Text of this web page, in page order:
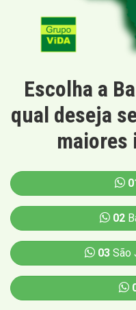
Escolha a
qual deseja
maiores
02
03São